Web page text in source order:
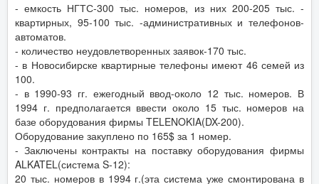
- емкость НГТС-300 тыс. номеров, из них 200-205 тыс. -
квартирных, 95-100 тыс. -административных и телефонов-
автоматов.
- количество неудовлетворенных заявок-170 тыс.
- в Новосибирске квартирные телефоны имеют 46 семей из
100.
- в 1990-93 гг. ежегодный ввод-около 12 тыс. номеров. В
1994 г. предполагается ввести около 15 тыс. номеров на
базе оборудования фирмы TELENOKIA(DX-200).
Оборудование закуплено по 165$ за 1 номер.
- Заключены контракты на поставку оборудования фирмы
ALKATEL(система S-12):
20 тыс. номеров в 1994 г.(эта система уже смонтирована в